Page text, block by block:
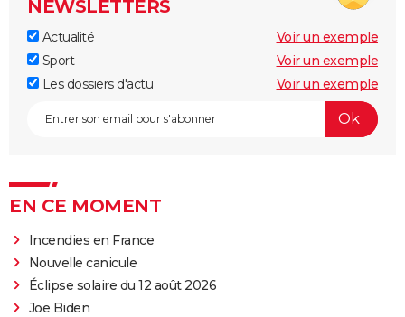
NEWSLETTERS
Actualité
Voir un exemple
Sport
Voir un exemple
Les dossiers d'actu
Voir un exemple
EN CE MOMENT
Incendies en France
Nouvelle canicule
Éclipse solaire du 12 août 2026
Joe Biden